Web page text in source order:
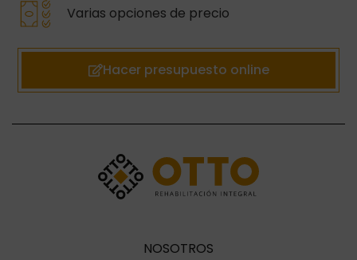
Varias opciones de precio
Hacer presupuesto online
NOSOTROS